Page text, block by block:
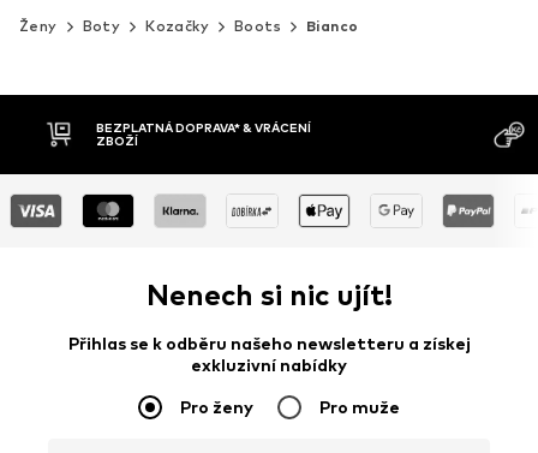
Ženy Boty Kozačky Boots Bianco
& VRÁCENÍ
Nenech si nic ujít!
Přihlas se k odběru našeho newsletteru a získej
exkluzivní nabídky
Pro ženy Pro muže